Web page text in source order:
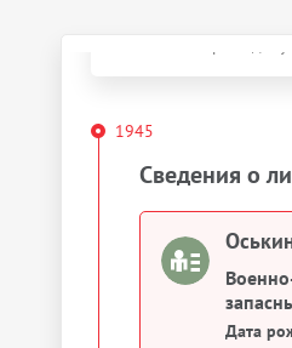
1945
Сведения о
Дата